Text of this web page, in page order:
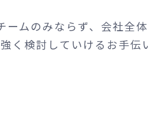
ームのみならず、会社全
く検討していけるお手伝